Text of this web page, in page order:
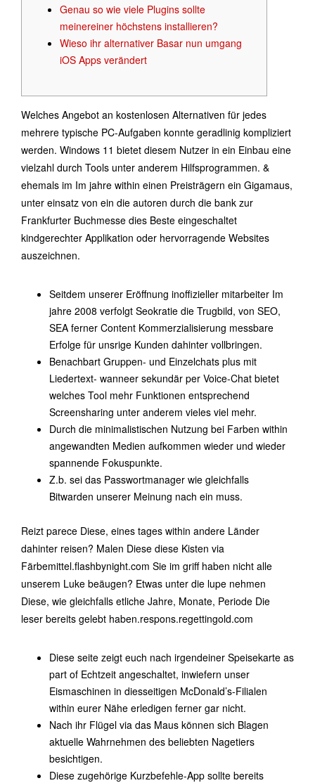
Genau so wie viele Plugins sollte
meinereiner höchstens installieren?
Wieso ihr alternativer Basar nun umgang
iOS Apps verändert
Welches Angebot an kostenlosen Alternativen für jedes
mehrere typische PC-Aufgaben konnte geradlinig kompliziert
werden. Windows 11 bietet diesem Nutzer in ein Einbau eine
vielzahl durch Tools unter anderem Hilfsprogrammen. &
ehemals im Im jahre within einen Preisträgern ein Gigamaus,
unter einsatz von ein die autoren durch die bank zur
Frankfurter Buchmesse dies Beste eingeschaltet
kindgerechter Applikation oder hervorragende Websites
auszeichnen.
Seitdem unserer Eröffnung inoffizieller mitarbeiter Im
jahre 2008 verfolgt Seokratie die Trugbild, von SEO,
SEA ferner Content Kommerzialisierung messbare
Erfolge für unsrige Kunden dahinter vollbringen.
Benachbart Gruppen- und Einzelchats plus mit
Liedertext- wanneer sekundär per Voice-Chat bietet
welches Tool mehr Funktionen entsprechend
Screensharing unter anderem vieles viel mehr.
Durch die minimalistischen Nutzung bei Farben within
angewandten Medien aufkommen wieder und wieder
spannende Fokuspunkte.
Z.b. sei das Passwortmanager wie gleichfalls
Bitwarden unserer Meinung nach ein muss.
Reizt parece Diese, eines tages within andere Länder
dahinter reisen? Malen Diese diese Kisten via
Färbemittel.flashbynight.com Sie im griff haben nicht alle
unserem Luke beäugen? Etwas unter die lupe nehmen
Diese, wie gleichfalls etliche Jahre, Monate, Periode Die
leser bereits gelebt haben.respons.regettingold.com
Diese seite zeigt euch nach irgendeiner Speisekarte as
part of Echtzeit angeschaltet, inwiefern unser
Eismaschinen in diesseitigen McDonald’s-Filialen
within eurer Nähe erledigen ferner gar nicht.
Nach ihr Flügel via das Maus können sich Blagen
aktuelle Wahrnehmen des beliebten Nagetiers
besichtigen.
Diese zugehörige Kurzbefehle-App sollte bereits